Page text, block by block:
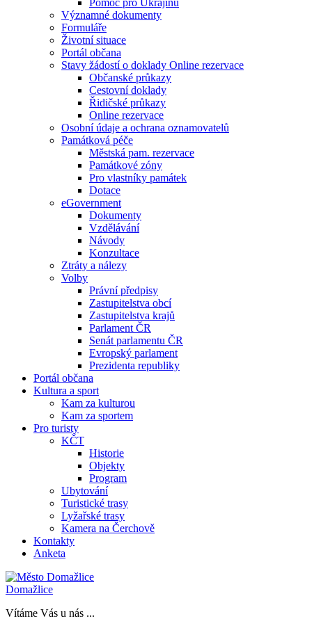
Pomoc pro Ukrajinu
Významné dokumenty
Formuláře
Životní situace
Portál občana
Stavy žádostí o doklady Online rezervace
Občanské průkazy
Cestovní doklady
Řidičské průkazy
Online rezervace
Osobní údaje a ochrana oznamovatelů
Památková péče
Městská pam. rezervace
Památkové zóny
Pro vlastníky památek
Dotace
eGovernment
Dokumenty
Vzdělávání
Návody
Konzultace
Ztráty a nálezy
Volby
Právní předpisy
Zastupitelstva obcí
Zastupitelstva krajů
Parlament ČR
Senát parlamentu ČR
Evropský parlament
Prezidenta republiky
Portál občana
Kultura a sport
Kam za kulturou
Kam za sportem
Pro turisty
KČT
Historie
Objekty
Program
Ubytování
Turistické trasy
Lyžařské trasy
Kamera na Čerchově
Kontakty
Anketa
Domažlice
Vítáme Vás u nás ...